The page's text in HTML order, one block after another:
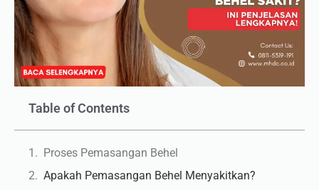
Table of Contents
Proses Pemasangan Behel
Apakah Pemasangan Behel Menyakitkan?